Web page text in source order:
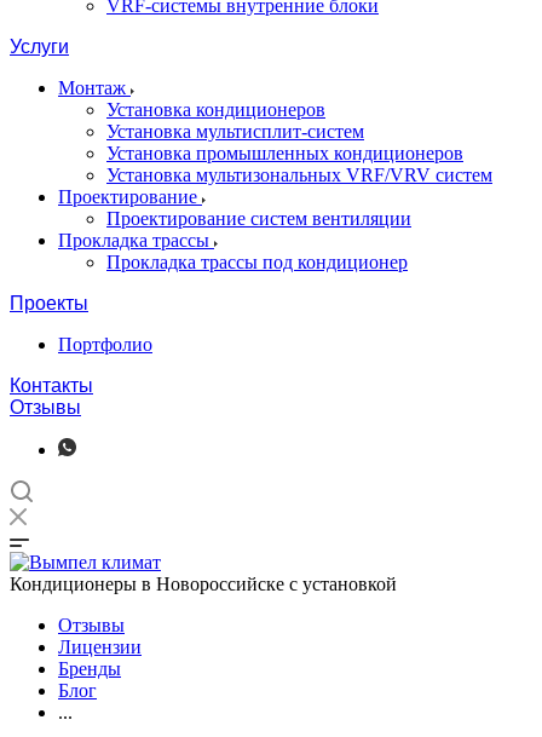
VRF-системы внутренние блоки
Услуги
Монтаж
Установка кондиционеров
Установка мультисплит-систем
Установка промышленных кондиционеров
Установка мультизональных VRF/VRV систем
Проектирование
Проектирование систем вентиляции
Прокладка трассы
Прокладка трассы под кондиционер
Проекты
Портфолио
Контакты
Отзывы
Кондиционеры в Новороссийске с установкой
Отзывы
Лицензии
Бренды
Блог
...